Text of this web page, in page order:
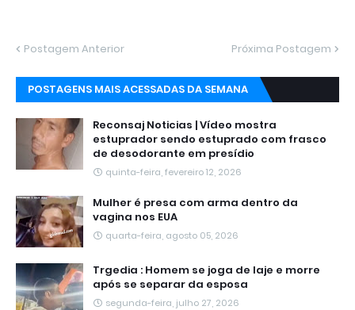
Postagem Anterior Próxima Postagem
POSTAGENS MAIS ACESSADAS DA SEMANA
Reconsaj Noticias | Vídeo mostra
estuprador sendo estuprado com frasco
de desodorante em presídio
quinta-feira, fevereiro 12, 2026
Mulher é presa com arma dentro da
vagina nos EUA
quarta-feira, agosto 05, 2026
Trgedia : Homem se joga de laje e morre
após se separar da esposa
segunda-feira, julho 27, 2026